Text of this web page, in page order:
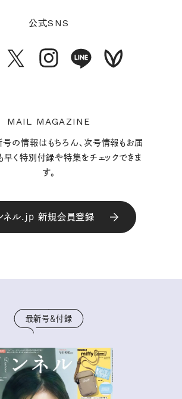
公式SNS
MAIL MAGAZINE
号の情報はもちろん、次号情報もお届
も早く特別付録や特集をチェックできま
す。
ネル.jp 新規会員登録
最新号＆付録